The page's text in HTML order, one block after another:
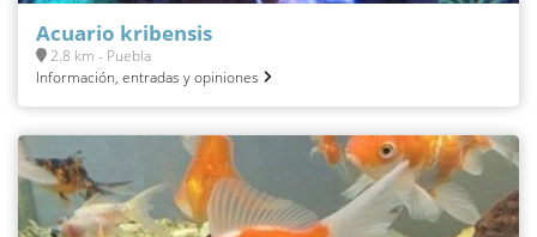
Acuario kribensis
2.8 km - Puebla
Información, entradas y opiniones